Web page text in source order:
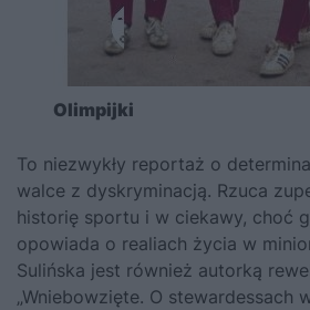
Olimpijki
To niezwykły reportaż o
walce z dyskryminacją. Rzuca
historię sportu i w ciekawy, choć
opowiada o realiach życia w
Sulińska jest również autorką
„Wniebowzięte. O stewardessach w